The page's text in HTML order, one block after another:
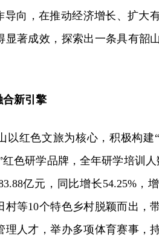
导向，在推动经济增长、扩大
显著成效，探索出一条具有韶
合新引擎
以红色文旅为核心，积极构建
色研学品牌，全年研学培训
亿元，同比增长54.25%，
村等10个特色乡村脱颖而出，
人才，举办多项体育赛事，